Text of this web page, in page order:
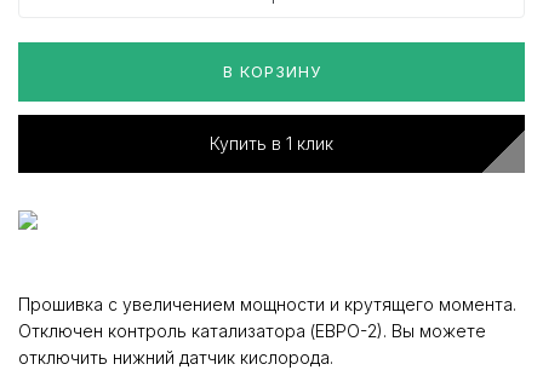
В КОРЗИНУ
Купить в 1 клик
Прошивка с увеличением мощности и крутящего момента.
Отключен контроль катализатора (ЕВРО-2). Вы можете
отключить нижний датчик кислорода.